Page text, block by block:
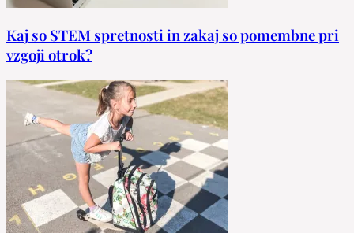
Kaj so STEM spretnosti in zakaj so pomembne pri
vzgoji otrok?